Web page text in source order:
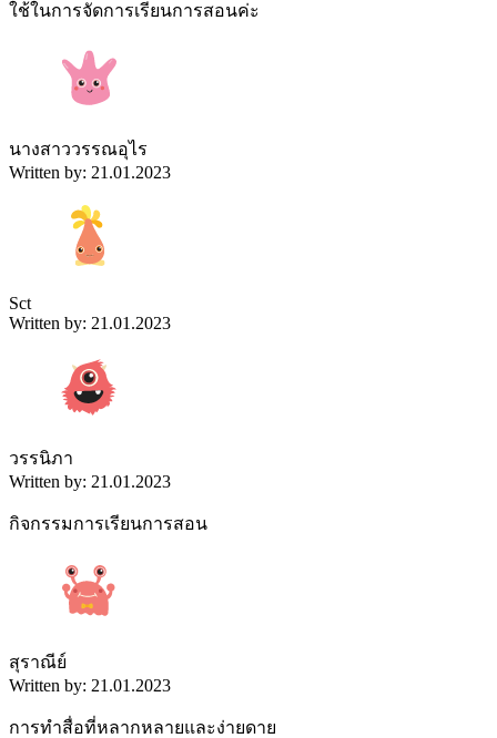
ใช้ในการจัดการเรียนการสอนค่ะ
นางสาววรรณอุไร
Written by: 21.01.2023
Sct
Written by: 21.01.2023
วรรนิภา
Written by: 21.01.2023
กิจกรรมการเรียนการสอน
สุราณีย์
Written by: 21.01.2023
การทำสื่อที่หลากหลายและง่ายดาย